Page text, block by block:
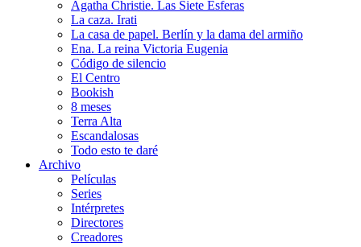
Agatha Christie. Las Siete Esferas
La caza. Irati
La casa de papel. Berlín y la dama del armiño
Ena. La reina Victoria Eugenia
Código de silencio
El Centro
Bookish
8 meses
Terra Alta
Escandalosas
Todo esto te daré
Archivo
Películas
Series
Intérpretes
Directores
Creadores